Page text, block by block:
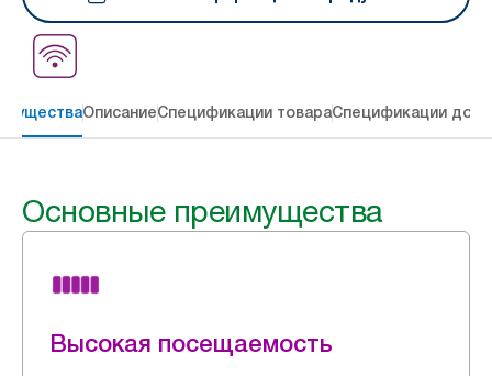
ОписаниеСпецификации товараСпецификации
Основные преимущества
Высокая посещаемость